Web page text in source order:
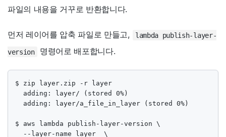
파일의 내용을 거꾸로 반환합니다.
먼저 레이어를 압축 파일로 만들고, lambda publish-layer-
version 명령어로 배포합니다.
$ zip layer.zip -r layer
  adding: layer/ (stored 0%)
  adding: layer/a_file_in_layer (stored 0%)
$ aws lambda publish-layer-version \
  --layer-name layer  \